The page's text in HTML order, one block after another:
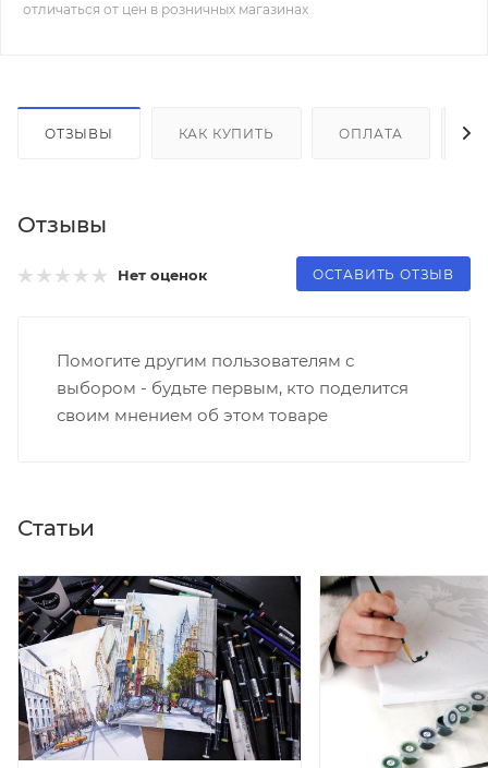
отличаться от цен в розничных магазинах
ОТЗЫВЫ КАК КУПИТЬ ОПЛАТА
Отзывы
Нет оценок ОСТАВИТЬ ОТЗЫВ
Помогите другим пользователям с
выбором - будьте первым, кто поделится
своим мнением об этом товаре
Статьи